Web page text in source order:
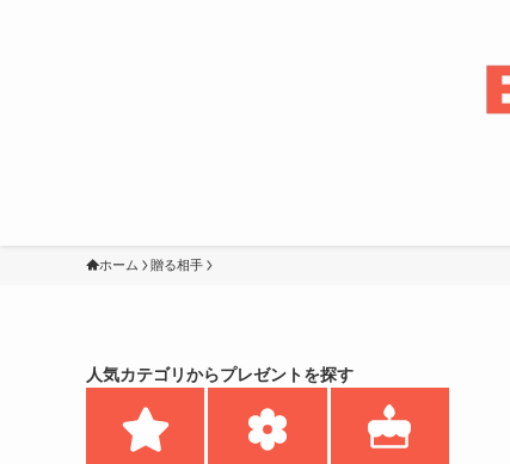
ホーム 贈る相手
人気カテゴリからプレゼントを探す